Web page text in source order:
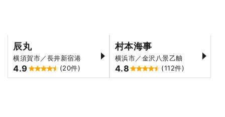
辰丸
横須賀市／長井新宿港
4.9 (20件)
村本海事
横浜市／金沢八景乙舳
4.8 (112件)